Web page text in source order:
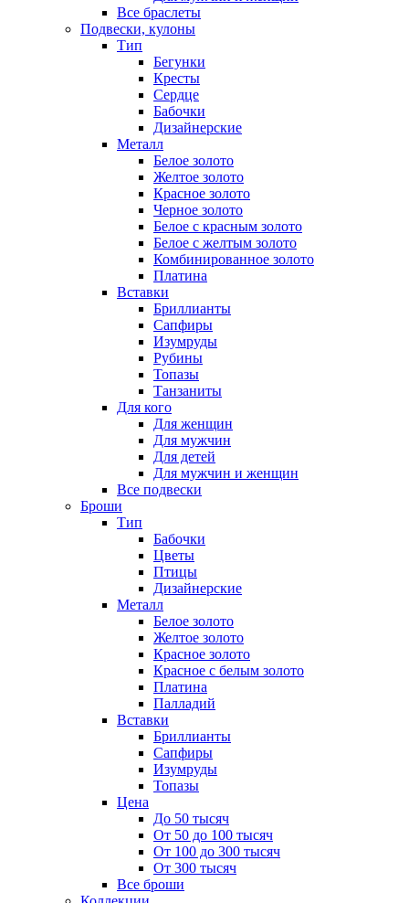
Все браслеты
Подвески, кулоны
Тип
Бегунки
Кресты
Сердце
Бабочки
Дизайнерские
Металл
Белое золото
Желтое золото
Красное золото
Черное золото
Белое с красным золото
Белое с желтым золото
Комбинированное золото
Платина
Вставки
Бриллианты
Сапфиры
Изумруды
Рубины
Топазы
Танзаниты
Для кого
Для женщин
Для мужчин
Для детей
Для мужчин и женщин
Все подвески
Броши
Тип
Бабочки
Цветы
Птицы
Дизайнерские
Металл
Белое золото
Желтое золото
Красное золото
Красное с белым золото
Платина
Палладий
Вставки
Бриллианты
Сапфиры
Изумруды
Топазы
Цена
До 50 тысяч
От 50 до 100 тысяч
От 100 до 300 тысяч
От 300 тысяч
Все броши